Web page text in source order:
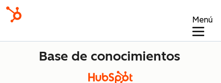
Menú
Base de conocimientos